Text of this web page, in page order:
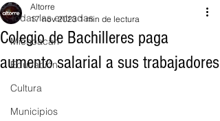
Todas las entradas
Michoacán
Educación
Cultura
Municipios
Colegio de Bachilleres paga
aumento salarial a sus trabajadores
Altorre
17 nov 2023 1 min de lectura